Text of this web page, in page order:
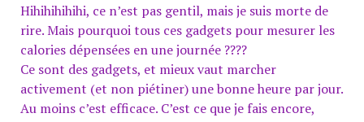
Hihihihihihi, ce n’est pas gentil, mais je suis morte de
rire. Mais pourquoi tous ces gadgets pour mesurer les
calories dépensées en une journée ????
Ce sont des gadgets, et mieux vaut marcher
activement (et non piétiner) une bonne heure par jour.
Au moins c’est efficace. C’est ce que je fais encore,